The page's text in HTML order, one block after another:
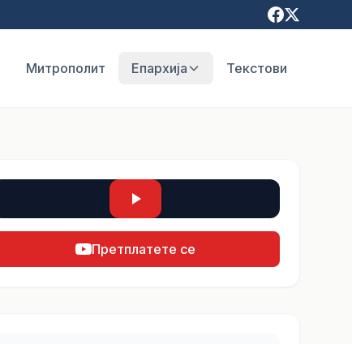
Митрополит Епархија Текстови
Претплатете се